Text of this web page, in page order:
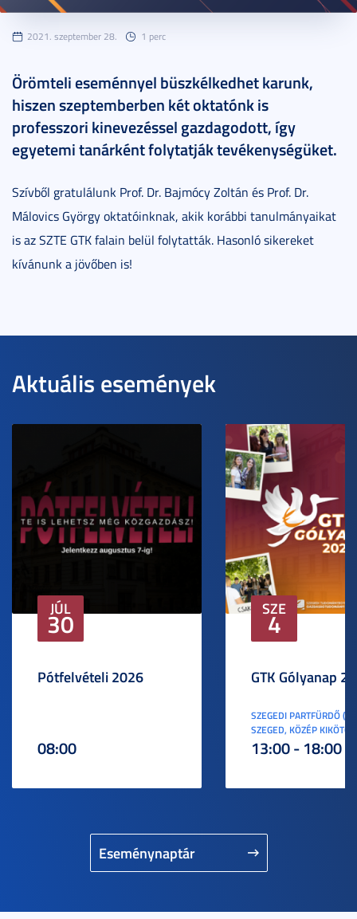
2021. szeptember 28. 1 perc
Örömteli eseménnyel büszkélkedhet karunk,
hiszen szeptemberben két oktatónk is
professzori kinevezéssel gazdagodott, így
egyetemi tanárként folytatják tevékenységüket.
Szívből gratulálunk Prof. Dr. Bajmócy Zoltán és Prof. Dr.
Málovics György oktatóinknak, akik korábbi tanulmányaikat
is az SZTE GTK falain belül folytatták. Hasonló sikereket
kívánunk a jövőben is!
Aktuális események
Eseménynaptár
JÚL
30
Pótfelvételi 2026
08:00
SZE
4
GTK Gólyanap
SZEGEDI PARTFÜRDŐ
SZEGED, KÖZÉP KIKÖTŐ
13:00 - 18:00